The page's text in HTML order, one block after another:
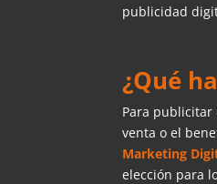
publicidad
¿Qué
Para publicitar
venta o el
Marketing
elección para